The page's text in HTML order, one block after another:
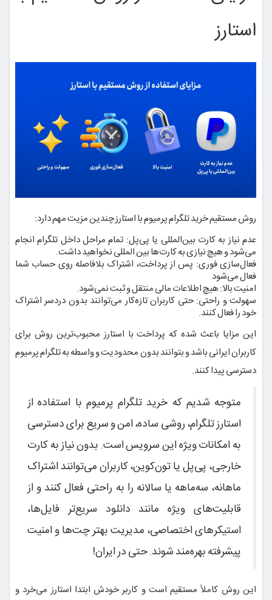
استارز
روش مستقیم خرید تلگرام پرمیوم با استارز چندین مزیت مهم دارد:
عدم نیاز به کارت بین‌المللی یا پی‌پل: تمام مراحل داخل تلگرام انجام
می‌شود و هیچ نیازی به کارت‌ها بین المللی نخواهید داشت.
فعال‌سازی فوری: پس از پرداخت، اشتراک بلافاصله روی حساب شما
فعال می‌شود
امنیت بالا: هیچ اطلاعات مالی منتقل و ثبت نمی‌شود.
سهولت و راحتی: حتی کاربران تازه‌کار می‌توانند بدون دردسر اشتراک
خود را فعال کنند.
این مزایا باعث شده که پرداخت با استارز محبوب‌ترین روش برای
کاربران ایرانی باشد و بتوانند بدون محدودیت و واسطه به تلگرام پرمیوم
دسترسی پیدا کنند.
متوجه شدیم که خرید تلگرام پرمیوم با استفاده از
استارز تلگرام، روشی ساده، امن و سریع برای دسترسی
به امکانات ویژه این سرویس است. بدون نیاز به کارت
خارجی، پی‌پل یا تون‌کوین، کاربران می‌توانند اشتراک
ماهانه، سه‌ماهه یا سالانه را به راحتی فعال کنند و از
قابلیت‌های ویژه مانند دانلود سریع‌تر فایل‌ها،
استیکرهای اختصاصی، مدیریت بهتر چت‌ها و امنیت
پیشرفته بهره‌مند شوند. حتی در ایران!
این روش کاملاً مستقیم است و کاربر خودش ابتدا استارز می‌خرد و